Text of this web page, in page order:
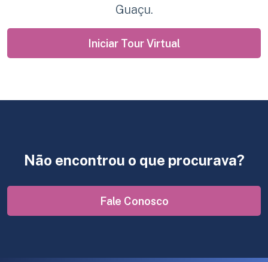
Guaçu.
Iniciar Tour Virtual
Não encontrou o que procurava?
Fale Conosco